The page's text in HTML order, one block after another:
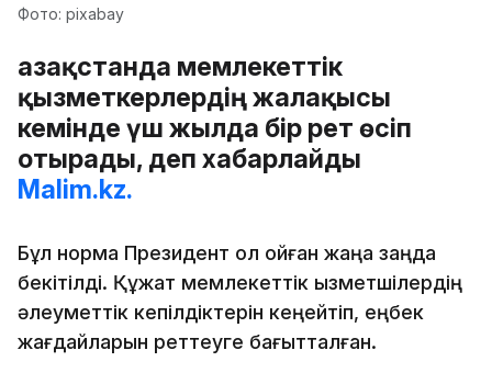
Фото: pixabay
Қазақстанда мемлекеттік
қызметкерлердің жалақысы
кемінде үш жылда бір рет өсіп
отырады, деп хабарлайды
Malim.kz.
Бұл норма Президент қол қойған жаңа заңда
бекітілді. Құжат мемлекеттік қызметшілердің
әлеуметтік кепілдіктерін кеңейтіп, еңбек
жағдайларын реттеуге бағытталған.